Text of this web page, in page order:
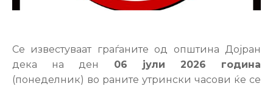
Настани
Се известуваат граѓаните од општина Дојран
дека на ден 06 јули 2026 година
(понеделник) во раните утрински часови ќе се